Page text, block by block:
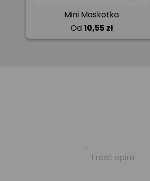
Mini Maskotka
Od 10,55 zł